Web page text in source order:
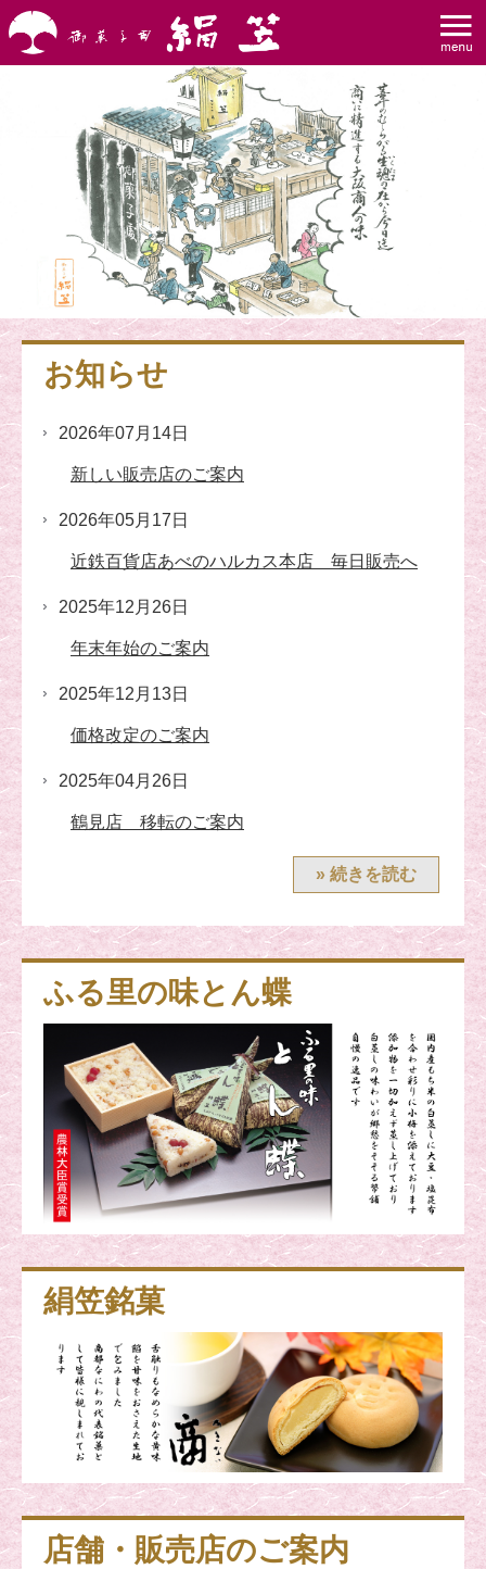
お知らせ
2026年07月14日
新しい販売店のご案内
2026年05月17日
近鉄百貨店あべのハルカス本店 毎日販売へ
2025年12月26日
年末年始のご案内
2025年12月13日
価格改定のご案内
2025年04月26日
鶴見店 移転のご案内
» 続きを読む
ふる里の味とん蝶
絹笠銘菓
店舗・販売店のご案内